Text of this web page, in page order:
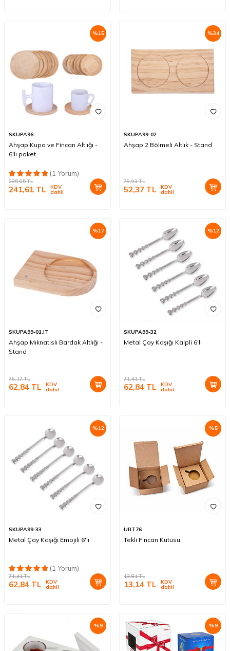
%15
SKUPA96
Ahşap Kupa ve Fincan Altlığı -
6'lı paket
(1 Yorum)
285,65TL
241,61 TL KDV
dahil
%34
SKUPA99-02
Ahşap 2 Bölmeli Altlık - Stand
79,03TL
52,37 TL KDV
dahil
%17
SKUPA99-01.IT
Ahşap Mıknatıslı Bardak Altlığı -
Stand
76,17TL
62,84 TL KDV
dahil
%12
SKUPA99-32
Metal Çay Kaşığı Kalpli 6'lı
71,41TL
62,84 TL KDV
dahil
%12
SKUPA99-33
Metal Çay Kaşığı Emojili 6'lı
(1 Yorum)
71,41TL
62,84 TL KDV
dahil
%5
URT76
Tekli Fincan Kutusu
13,81TL
13,14 TL KDV
dahil
%9 %9